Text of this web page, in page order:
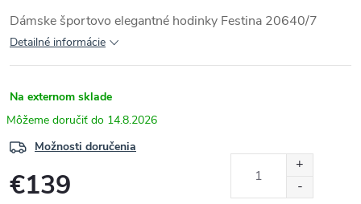
Dámske športovo elegantné hodinky Festina 20640/7
Detailné informácie
Na externom sklade
14.8.2026
Možnosti doručenia
€139